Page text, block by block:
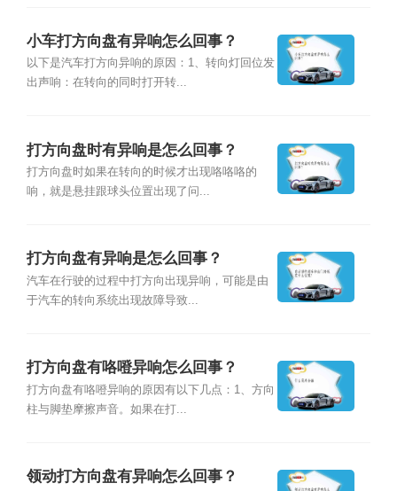
小车打方向盘有异响怎么回事？
以下是汽车打方向异响的原因：1、转向灯回位发
出声响：在转向的同时打开转...
打方向盘时有异响是怎么回事？
打方向盘时如果在转向的时候才出现咯咯咯的
响，就是悬挂跟球头位置出现了问...
打方向盘有异响是怎么回事？
汽车在行驶的过程中打方向出现异响，可能是由
于汽车的转向系统出现故障导致...
打方向盘有咯噔异响怎么回事？
打方向盘有咯噔异响的原因有以下几点：1、方向
柱与脚垫摩擦声音。如果在打...
领动打方向盘有异响怎么回事？